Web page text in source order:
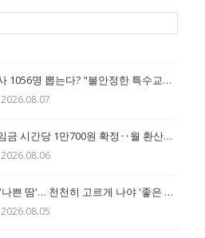
내년 특수교사 1056명 뽑는다? "불안정한 특수교육 반복" 확대 촉구 (출처:에이블 뉴스)
2026.08.07
내년도 최저임금 시간당 1만700원 확정‥월 환산액 223만6300원 (출처:에이블 뉴스)
2026.08.06
줄줄 흐르면 '나쁜 땀'… 천천히 고르게 나야 '좋은 땀' (출처:에이블 뉴스)
2026.08.05